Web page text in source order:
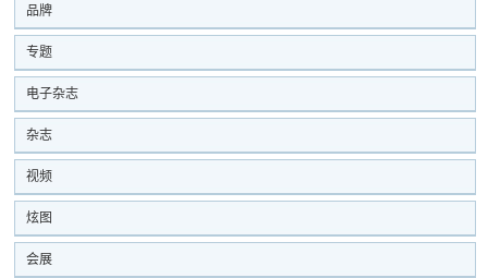
品牌
专题
电子杂志
杂志
视频
炫图
会展